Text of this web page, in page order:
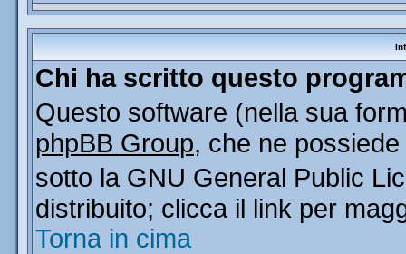
Chi ha scritto questo
Questo software (nella sua
phpBB Group, che ne
sotto la GNU General Public
distribuito; clicca il link per
Torna in cima